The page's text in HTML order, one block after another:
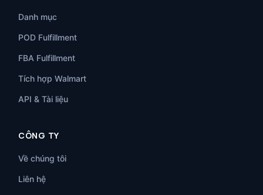
Danh mục
POD Fulfillment
FBA Fulfillment
Tích hợp Walmart
API & Tài liệu
CÔNG TY
Về chúng tôi
Liên hệ